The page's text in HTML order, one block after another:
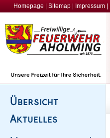
Homepage Sitemap Impressum